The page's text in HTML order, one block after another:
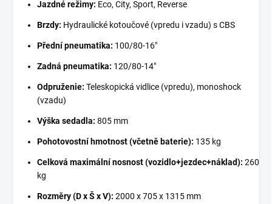
Jazdné režimy: Eco, City, Sport, Reverse
Brzdy: Hydraulické kotoučové (vpredu i vzadu) s CBS
Přední pneumatika: 100/80-16"
Zadná pneumatika: 120/80-14"
Odpruženie: Teleskopická vidlice (vpredu), monoshock
(vzadu)
Výška sedadla: 805 mm
Pohotovostní hmotnost (včetně baterie): 135 kg
Celková maximální nosnost (vozidlo+jezdec+náklad): 260
kg
Rozměry (D x Š x V): 2000 x 705 x 1315 mm